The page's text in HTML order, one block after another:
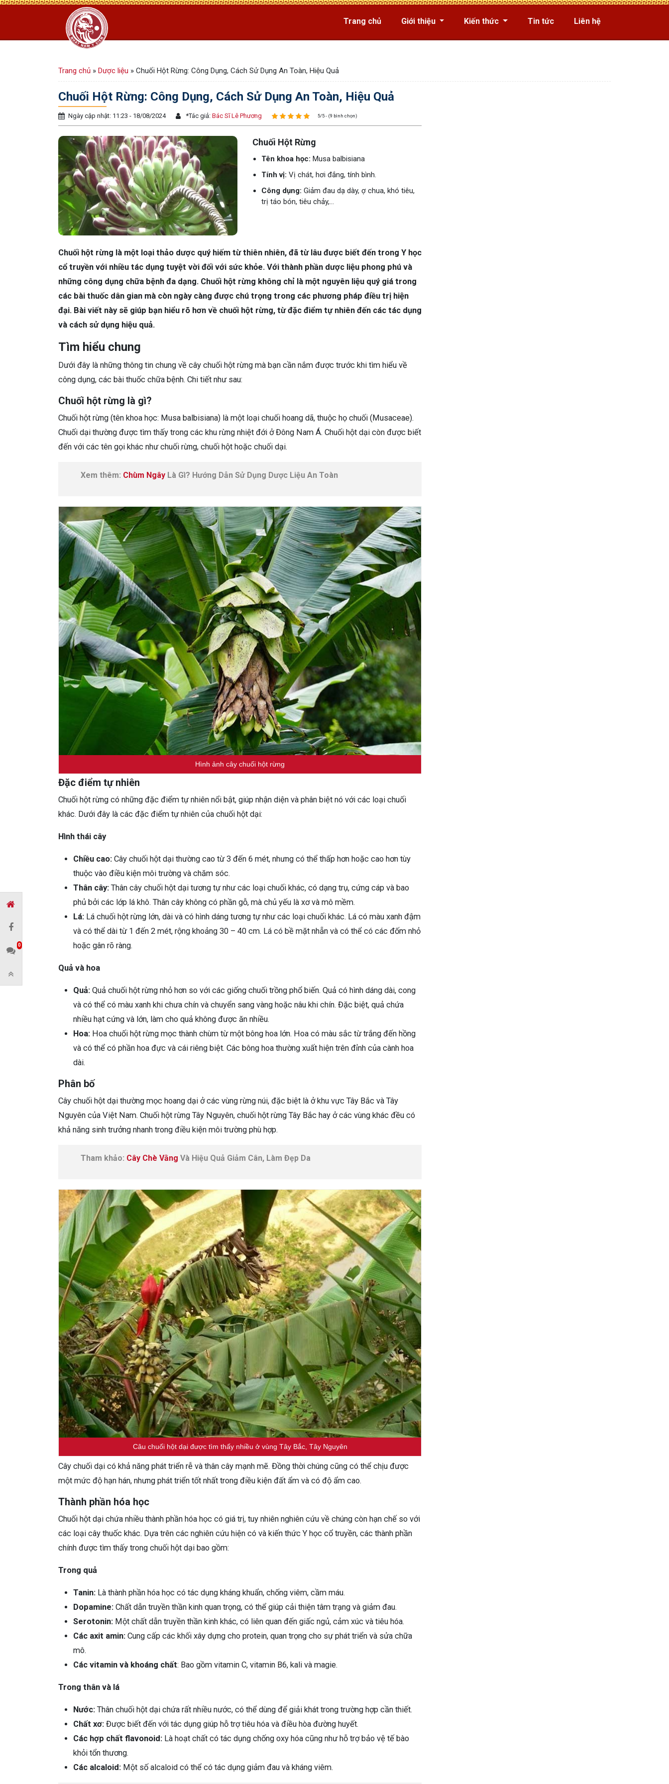
Trang chủ Giới thiệu Kiến thức Tin tức Liên hệ
Trang chủ » Dược liệu » Chuối Hột Rừng: Công Dụng, Cách Sử Dụng An Toàn, Hiệu Quả
Chuối Hột Rừng: Công Dụng, Cách Sử Dụng An Toàn, Hiệu Quả
Ngày cập nhật: 11:23 - 18/08/2024 *Tác giả: Bác Sĩ Lê Phương 5/5 - (9 bình chọn)
Chuối Hột Rừng
Tên khoa học: Musa balbisiana
Tính vị: Vị chát, hơi đắng, tính bình.
Công dụng: Giảm đau dạ dày, ợ chua, khó tiêu,
trị táo bón, tiêu chảy,...
Chuối hột rừng là một loại thảo dược quý hiếm từ thiên nhiên, đã từ lâu được biết đến trong Y học
cổ truyền với nhiều tác dụng tuyệt vời đối với sức khỏe. Với thành phần dược liệu phong phú và
những công dụng chữa bệnh đa dạng. Chuối hột rừng không chỉ là một nguyên liệu quý giá trong
các bài thuốc dân gian mà còn ngày càng được chú trọng trong các phương pháp điều trị hiện
đại. Bài viết này sẽ giúp bạn hiểu rõ hơn về chuối hột rừng, từ đặc điểm tự nhiên đến các tác dụng
và cách sử dụng hiệu quả.
Tìm hiểu chung
Dưới đây là những thông tin chung về cây chuối hột rừng mà bạn cần nắm được trước khi tìm hiểu về
công dụng, các bài thuốc chữa bệnh. Chi tiết như sau:
Chuối hột rừng là gì?
Chuối hột rừng (tên khoa học: Musa balbisiana) là một loại chuối hoang dã, thuộc họ chuối (Musaceae).
Chuối dại thường được tìm thấy trong các khu rừng nhiệt đới ở Đông Nam Á. Chuối hột dại còn được biết
đến với các tên gọi khác như chuối rừng, chuối hột hoặc chuối dại.
Xem thêm: Chùm Ngây Là Gì? Hướng Dẫn Sử Dụng Dược Liệu An Toàn
Hình ảnh cây chuối hột rừng
Đặc điểm tự nhiên
Chuối hột rừng có những đặc điểm tự nhiên nổi bật, giúp nhận diện và phân biệt nó với các loại chuối
khác. Dưới đây là các đặc điểm tự nhiên của chuối hột dại:
Hình thái cây
Chiều cao: Cây chuối hột dại thường cao từ 3 đến 6 mét, nhưng có thể thấp hơn hoặc cao hơn tùy
thuộc vào điều kiện môi trường và chăm sóc.
Thân cây: Thân cây chuối hột dại tương tự như các loại chuối khác, có dạng trụ, cứng cáp và bao
phủ bởi các lớp lá khô. Thân cây không có phần gỗ, mà chủ yếu là xơ và mô mềm.
Lá: Lá chuối hột rừng lớn, dài và có hình dáng tương tự như các loại chuối khác. Lá có màu xanh đậm
và có thể dài từ 1 đến 2 mét, rộng khoảng 30 – 40 cm. Lá có bề mặt nhẵn và có thể có các đốm nhỏ
hoặc gân rõ ràng.
Quả và hoa
Quả: Quả chuối hột rừng nhỏ hơn so với các giống chuối trồng phổ biến. Quả có hình dáng dài, cong
và có thể có màu xanh khi chưa chín và chuyển sang vàng hoặc nâu khi chín. Đặc biệt, quả chứa
nhiều hạt cứng và lớn, làm cho quả không được ăn nhiều.
Hoa: Hoa chuối hột rừng mọc thành chùm từ một bông hoa lớn. Hoa có màu sắc từ trắng đến hồng
và có thể có phần hoa đực và cái riêng biệt. Các bông hoa thường xuất hiện trên đỉnh của cành hoa
dài.
Phân bố
Cây chuối hột dại thường mọc hoang dại ở các vùng rừng núi, đặc biệt là ở khu vực Tây Bắc và Tây
Nguyên của Việt Nam. Chuối hột rừng Tây Nguyên, chuối hột rừng Tây Bắc hay ở các vùng khác đều có
khả năng sinh trưởng nhanh trong điều kiện môi trường phù hợp.
Tham khảo: Cây Chè Vằng Và Hiệu Quả Giảm Cân, Làm Đẹp Da
Câu chuối hột dại được tìm thấy nhiều ở vùng Tây Bắc, Tây Nguyên
Cây chuối dại có khả năng phát triển rễ và thân cây mạnh mẽ. Đồng thời chúng cũng có thể chịu được
một mức độ hạn hán, nhưng phát triển tốt nhất trong điều kiện đất ẩm và có độ ẩm cao.
Thành phần hóa học
Chuối hột dại chứa nhiều thành phần hóa học có giá trị, tuy nhiên nghiên cứu về chúng còn hạn chế so với
các loại cây thuốc khác. Dựa trên các nghiên cứu hiện có và kiến thức Y học cổ truyền, các thành phần
chính được tìm thấy trong chuối hột dại bao gồm:
Trong quả
Tanin: Là thành phần hóa học có tác dụng kháng khuẩn, chống viêm, cầm máu.
Dopamine: Chất dẫn truyền thần kinh quan trọng, có thể giúp cải thiện tâm trạng và giảm đau.
Serotonin: Một chất dẫn truyền thần kinh khác, có liên quan đến giấc ngủ, cảm xúc và tiêu hóa.
Các axit amin: Cung cấp các khối xây dựng cho protein, quan trọng cho sự phát triển và sửa chữa
mô.
Các vitamin và khoáng chất: Bao gồm vitamin C, vitamin B6, kali và magie.
Trong thân và lá
Nước: Thân chuối hột dại chứa rất nhiều nước, có thể dùng để giải khát trong trường hợp cần thiết.
Chất xơ: Được biết đến với tác dụng giúp hỗ trợ tiêu hóa và điều hòa đường huyết.
Các hợp chất flavonoid: Là hoạt chất có tác dụng chống oxy hóa cũng như hỗ trợ bảo vệ tế bào
khỏi tổn thương.
Các alcaloid: Một số alcaloid có thể có tác dụng giảm đau và kháng viêm.
0